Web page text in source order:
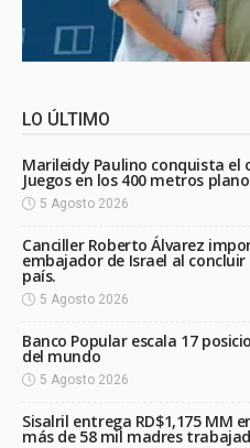
LO ÚLTIMO
Marileidy Paulino conquista el
Juegos en los 400 metros
5 Agosto 2026
Canciller Roberto Álvarez
embajador de Israel al
país.
5 Agosto 2026
Banco Popular escala 17
del mundo
5 Agosto 2026
Sisalril entrega RD$1,175 MM
más de 58 mil madres